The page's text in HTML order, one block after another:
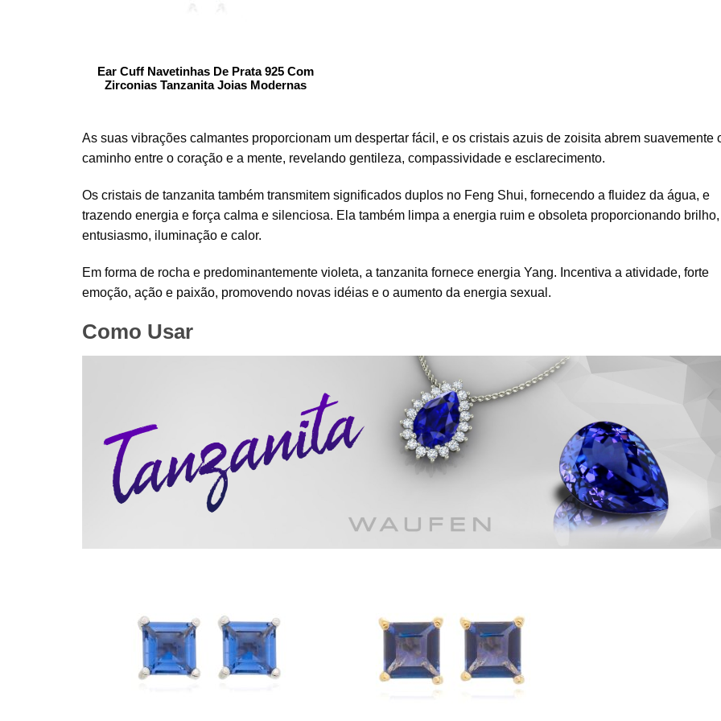
Ear Cuff Navetinhas De Prata 925 Com
Zirconias Tanzanita Joias Modernas
As suas vibrações calmantes proporcionam um despertar fácil, e os cristais azuis de zoisita abrem suavemente
caminho entre o coração e a mente, revelando gentileza, compassividade e esclarecimento.
Os cristais de tanzanita também transmitem significados duplos no Feng Shui, fornecendo a fluidez da água, e
trazendo energia e força calma e silenciosa. Ela também limpa a energia ruim e obsoleta proporcionando brilho,
entusiasmo, iluminação e calor.
Em forma de rocha e predominantemente violeta, a tanzanita fornece energia Yang. Incentiva a atividade, forte
emoção, ação e paixão, promovendo novas idéias e o aumento da energia sexual.
Como Usar